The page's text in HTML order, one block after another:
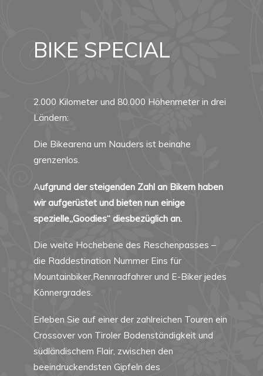
BIKE SPECIAL
2.000 Kilometer und 80.000 Höhenmeter in drei
Ländern:
Die Bikearena um Nauders ist beinahe
grenzenlos.
Aufgrund der steigenden Zahl an Bikern haben
wir aufgerüstet und bieten nun einige
spezielle„Goodies“ diesbezüglich an.
Die weite Hochebene des Reschenpasses –
die Raddestination Nummer Eins für
Mountainbiker,Rennradfahrer und E-Biker jedes
Könnergrades.
Erleben Sie auf einer der zahlreichen Touren ein
Crossover von Tiroler Bodenständigkeit und
südländischem Flair, zwischen den
beeindruckendsten Gipfeln des